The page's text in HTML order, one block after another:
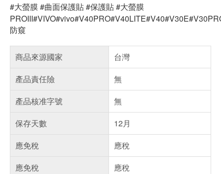
#大螢膜 #曲面保護貼 #保護貼 #大螢膜
防窺
商品來源國家
台灣
產品責任險
無
產品核准字號
無
保存天數
12月
應免稅
應稅
應免稅
應稅